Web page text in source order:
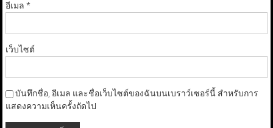
อีเมล *
เว็บไซต์
บันทึกชื่อ, อีเมล และชื่อเว็บไซต์ของฉันบนเบราว์เซอร์นี้ สำหรับการ
แสดงความเห็นครั้งถัดไป